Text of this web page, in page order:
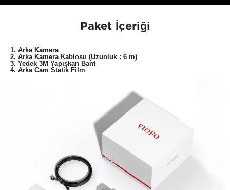
Paket İçeriği
1. Arka Kamera
2. Arka Kamera Kablosu (Uzunluk : 6 m)
3. Yedek 3M Yapışkan Bant
4. Arka Cam Statik Film